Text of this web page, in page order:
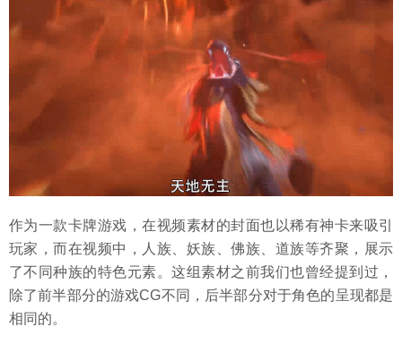
作为一款卡牌游戏，在视频素材的封面也以稀有神卡来吸引
玩家，而在视频中，人族、妖族、佛族、道族等齐聚，展示
了不同种族的特色元素。这组素材之前我们也曾经提到过，
除了前半部分的游戏CG不同，后半部分对于角色的呈现都是
相同的。